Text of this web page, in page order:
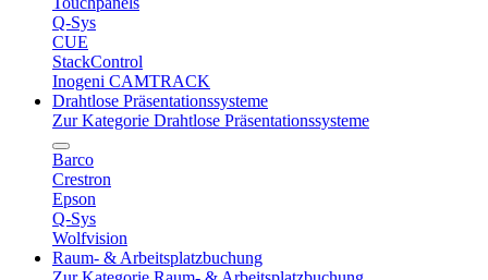
Q-Sys
CUE
StackControl
Inogeni CAMTRACK
Drahtlose Präsentationssysteme
Zur Kategorie Drahtlose Präsentationssysteme
Barco
Crestron
Epson
Q-Sys
Wolfvision
Raum- & Arbeitsplatzbuchung